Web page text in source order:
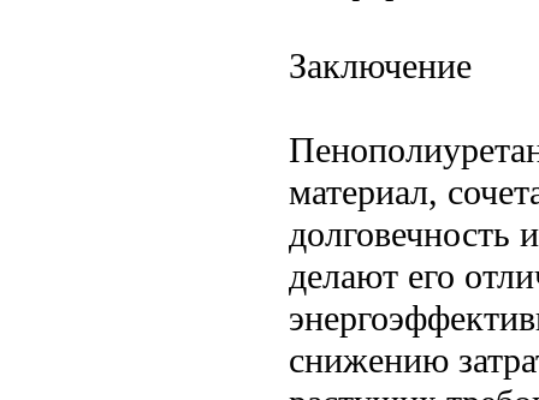
Заключение
материал,
долговечность
делают его
снижению